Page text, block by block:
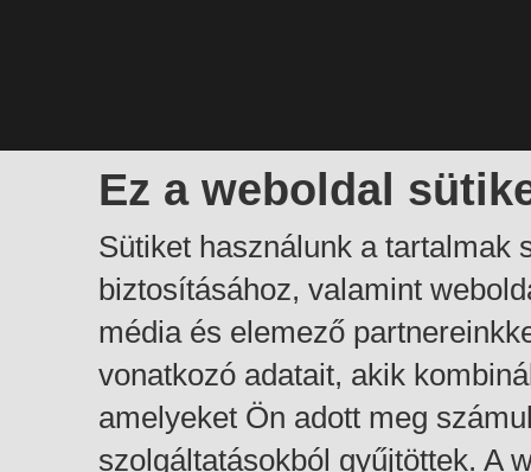
Ez a weboldal
Sütiket használunk a tartalmak
biztosításához, valamint
média és elemező
vonatkozó adatait, akik
amelyeket Ön adott meg
szolgáltatásokból gyűjtöttek. A